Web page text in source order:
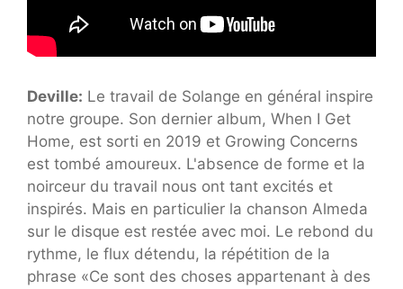
Deville: Le travail de Solange en général inspire
notre groupe. Son dernier album, When I Get
Home, est sorti en 2019 et Growing Concerns
est tombé amoureux. L'absence de forme et la
noirceur du travail nous ont tant excités et
inspirés. Mais en particulier la chanson Almeda
sur le disque est restée avec moi. Le rebond du
rythme, le flux détendu, la répétition de la
phrase «Ce sont des choses appartenant à des